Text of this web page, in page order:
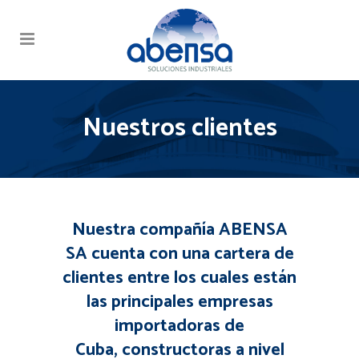
Nuestros clientes
Nuestra compañía ABENSA
SA cuenta con una cartera de
clientes entre los cuales están
las principales empresas
importadoras de
Cuba, constructoras a nivel